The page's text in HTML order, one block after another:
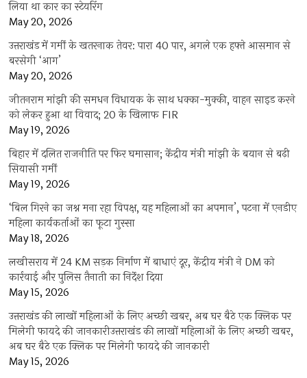
लिया था कार का स्टेयरिंग
May 20, 2026
उत्तराखंड में गर्मी के खतरनाक तेवर: पारा 40 पार, अगले एक हफ्ते आसमान से
बरसेगी ‘आग’
May 20, 2026
जीतनराम मांझी की समधन विधायक के साथ धक्का-मुक्की, वाहन साइड करने
को लेकर हुआ था विवाद; 20 के खिलाफ FIR
May 19, 2026
बिहार में दलित राजनीति पर फिर घमासान; केंद्रीय मंत्री मांझी के बयान से बढ़ी
सियासी गर्मी
May 19, 2026
‘बिल गिरने का जश्न मना रहा विपक्ष, यह महिलाओं का अपमान’, पटना में एनडीए
महिला कार्यकर्ताओं का फूटा गुस्सा
May 18, 2026
लखीसराय में 24 KM सड़क निर्माण में बाधाएं दूर, केंद्रीय मंत्री ने DM को
कार्रवाई और पुलिस तैनाती का निर्देश दिया
May 15, 2026
उत्तराखंड की लाखों महिलाओं के लिए अच्छी खबर, अब घर बैठे एक क्लिक पर
मिलेगी फायदे की जानकारीउत्तराखंड की लाखों महिलाओं के लिए अच्छी खबर,
अब घर बैठे एक क्लिक पर मिलेगी फायदे की जानकारी
May 15, 2026